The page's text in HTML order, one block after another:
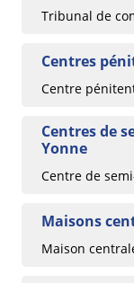
Tribunal de
Centres
Centre
Centres de
Yonne
Centre de
Maisons
Maison